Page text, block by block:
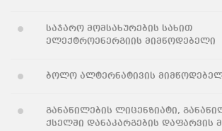
საჯარო მომსახურების სახით
ელექტროენერგიის მიმწოდებელი
ბოლო ალტერნატივის
განაწილების ლიცენზიატი,
ქსელში დანაკარგების დაფარვის